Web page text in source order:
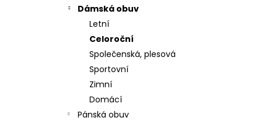
Dámská obuv
Letní
Celoroční
Společenská, plesová
Sportovní
Zimní
Domácí
Pánská obuv